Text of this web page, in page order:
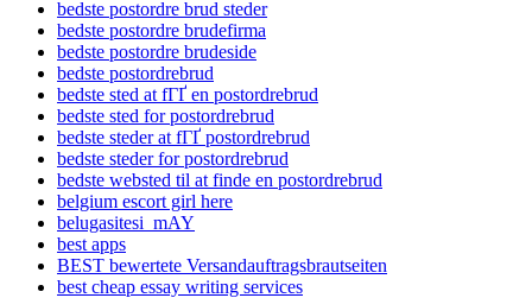
bedste postordre brud steder
bedste postordre brudefirma
bedste postordre brudeside
bedste postordrebrud
bedste sted at fГҐ en postordrebrud
bedste sted for postordrebrud
bedste steder at fГҐ postordrebrud
bedste steder for postordrebrud
bedste websted til at finde en postordrebrud
belgium escort girl here
belugasitesi_mAY
best apps
BEST bewertete Versandauftragsbrautseiten
best cheap essay writing services